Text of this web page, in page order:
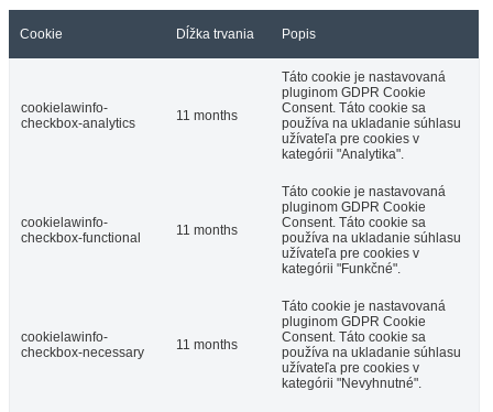
Cookie Dĺžka trvania Popis
cookielawinfo-
checkbox-analytics
11 months
Táto cookie je nastavovaná
pluginom GDPR Cookie
Consent. Táto cookie sa
používa na ukladanie súhlasu
užívateľa pre cookies v
kategórii "Analytika".
cookielawinfo-
checkbox-functional
11 months
Táto cookie je nastavovaná
pluginom GDPR Cookie
Consent. Táto cookie sa
používa na ukladanie súhlasu
užívateľa pre cookies v
kategórii "Funkčné".
cookielawinfo-
checkbox-necessary
11 months
Táto cookie je nastavovaná
pluginom GDPR Cookie
Consent. Táto cookie sa
používa na ukladanie súhlasu
užívateľa pre cookies v
kategórii "Nevyhnutné".